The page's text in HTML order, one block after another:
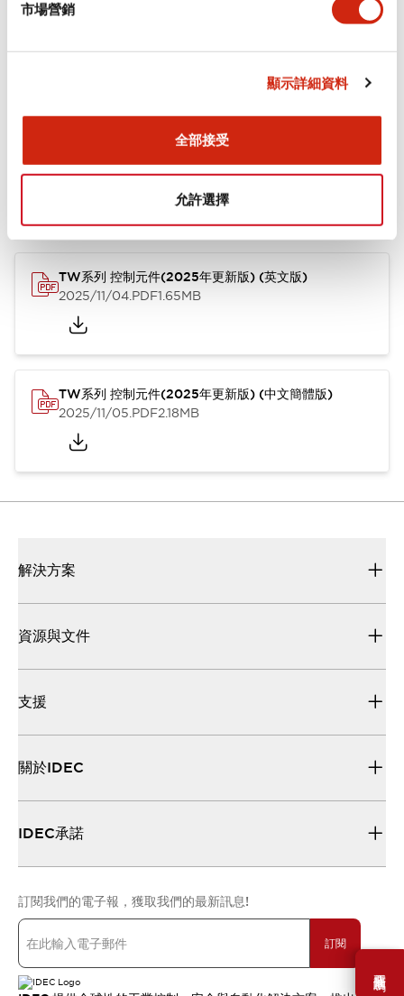
市場營銷
顯示詳細資料
全部接受
允許選擇
需要幫助嗎？
認證與標準
TW系列 控制元件(2025年更新版) (英文版)
2025/11/04.PDF1.65MB
TW系列 控制元件(2025年更新版) (中文簡體版)
2025/11/05.PDF2.18MB
解決方案
資源與文件
支援
關於IDEC
IDEC承諾
訂閱我們的電子報，獲取我們的最新訊息!
訂閱